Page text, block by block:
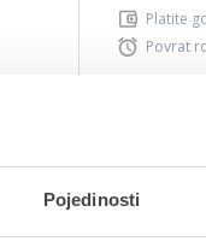
Pojedinosti
Platite
Povrat